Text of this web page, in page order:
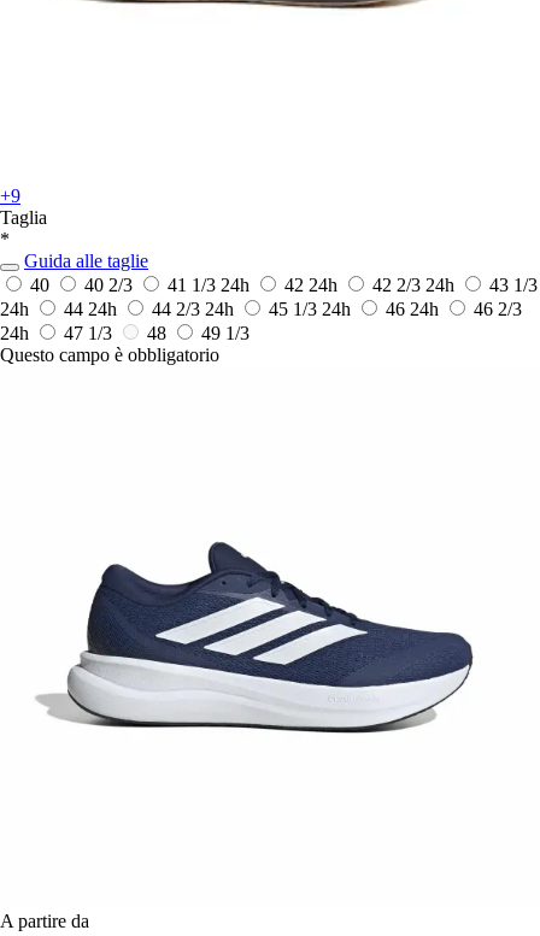
+9
Taglia
*
Guida alle taglie
40
40 2/3 41 1/3 24h 42 24h 42 2/3 24h
43 1/3
24h
44 24h 44 2/3 24h 45 1/3 24h 46 24h
46 2/3
24h
47 1/3 48
49 1/3
Questo campo è obbligatorio
A partire da